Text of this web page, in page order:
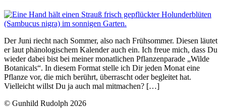
Der Juni riecht nach Sommer, also nach Frühsommer. Diesen läutet
er laut phänologischem Kalender auch ein. Ich freue mich, dass Du
wieder dabei bist bei meiner monatlichen Pflanzenparade „Wilde
Botanicals“. In diesem Format stelle ich Dir jeden Monat eine
Pflanze vor, die mich berührt, überrascht oder begleitet hat.
Vielleicht willst Du ja auch mal mitmachen? […]
© Gunhild Rudolph 2026